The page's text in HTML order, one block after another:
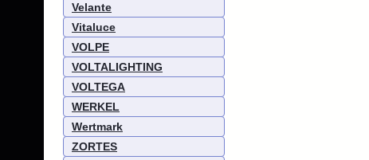
Velante
Vitaluce
VOLPE
VOLTALIGHTING
VOLTEGA
WERKEL
Wertmark
ZORTES